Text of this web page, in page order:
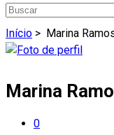
Início > Marina
Marina
0